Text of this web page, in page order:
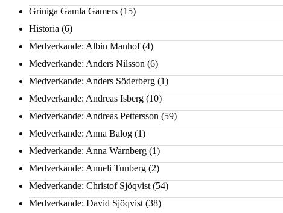
Griniga Gamla Gamers (15)
Historia (6)
Medverkande: Albin Manhof(4)
Medverkande: Anders Nilsson (6)
Medverkande: Anders Söderberg (1)
Medverkande: Andreas Isberg (10)
Medverkande: Andreas Pettersson (59)
Medverkande: Anna Balog (1)
Medverkande: Anna Warnberg (1)
Medverkande: Anneli Tunberg (2)
Medverkande: Christof Sjöqvist (54)
Medverkande: David Sjöqvist (38)